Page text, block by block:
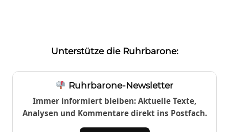
Unterstütze die Ruhrbarone:
Ruhrbarone-Newsletter
Immer informiert bleiben: Aktuelle Texte,
Analysen und Kommentare direkt ins Postfach.